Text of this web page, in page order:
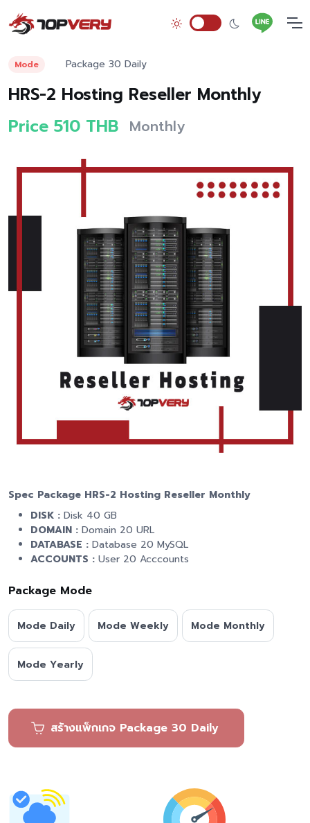
Mode Package 30 Daily
HRS-2 Hosting Reseller Monthly
Price 510 THB Monthly
Spec Package HRS-2 Hosting Reseller Monthly
DISK : Disk 40 GB
DOMAIN : Domain 20 URL
DATABASE : Database 20 MySQL
ACCOUNTS : User 20 Acccounts
Package Mode
Mode Daily Mode Weekly Mode Monthly
Mode Yearly
สร้างแพ็กเกจ Package 30 Daily